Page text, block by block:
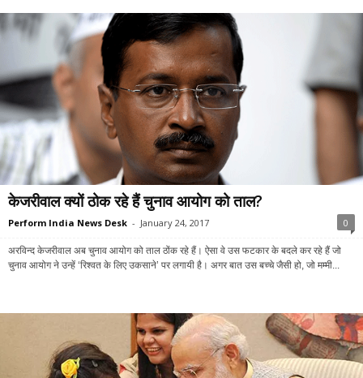
केजरीवाल क्यों ठोक रहे हैं चुनाव आयोग को ताल?
Perform India News Desk - January 24, 2017 0
अरविन्द केजरीवाल अब चुनाव आयोग को ताल ठोंक रहे हैं। ऐसा वे उस फटकार के बदले कर रहे हैं जो
चुनाव आयोग ने उन्हें ‘रिश्वत के लिए उकसाने’ पर लगायी है। अगर बात उस बच्चे जैसी हो, जो मम्मी...